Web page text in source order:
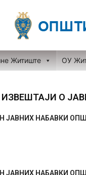
Житиште ОУ
О
ЈАВНИХ НАБАВКИ
ЈАВНИХ НАБАВКИ